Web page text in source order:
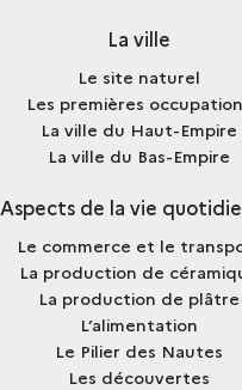
La ville
Le site naturel
Les premières
La ville du Haut-Empire
La ville du Bas-Empire
Aspects de la vie
Le commerce et le
La production de
La production de plâtre
L’alimentation
Le Pilier des Nautes
Les découvertes